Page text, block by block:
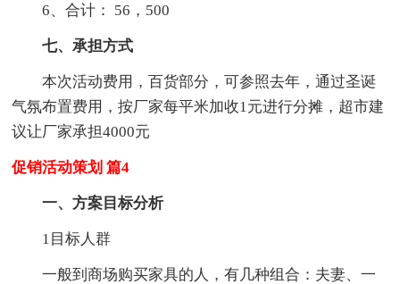
6、合计： 56，500
七、承担方式
本次活动费用，百货部分，可参照去年，通过圣诞
气氛布置费用，按厂家每平米加收1元进行分摊，超市建
议让厂家承担4000元
促销活动策划 篇4
一、方案目标分析
1目标人群
一般到商场购买家具的人，有几种组合：夫妻、一